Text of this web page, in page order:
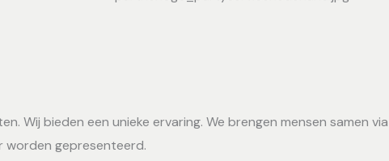
Wij bieden een unieke ervaring. We brengen mensen samen
worden gepresenteerd.